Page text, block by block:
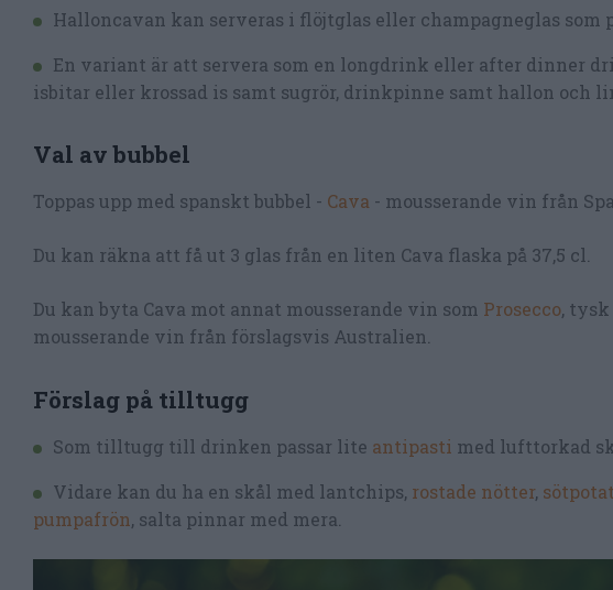
Halloncavan kan serveras i flöjtglas eller champagneglas som
En variant är att servera som en longdrink eller after dinner
isbitar eller krossad is samt sugrör, drinkpinne samt hallon och
Val av bubbel
Toppas upp med spanskt bubbel - Cava - mousserande vin från
Du kan räkna att få ut 3 glas från en liten Cava flaska på 37,5 cl.
Du kan byta Cava mot annat mousserande vin som Prosecco,
mousserande vin från förslagsvis Australien.
Förslag på tilltugg
Som tilltugg till drinken passar lite antipasti med lufttorkad
Vidare kan du ha en skål med lantchips, rostade nötter,
pumpafrön, salta pinnar med mera.